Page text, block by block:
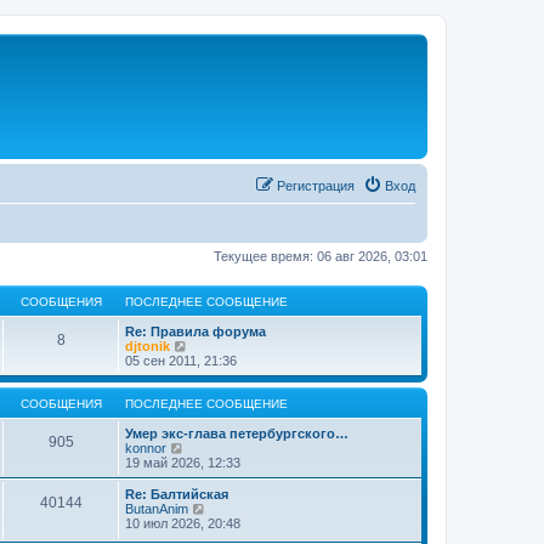
Вход
Регистрация
Текущее время: 06 авг 2026, 03:01
СООБЩЕНИЯ ПОСЛЕДНЕЕ СООБЩЕНИЕ
8
Re: Правила форума
djtonik
е
р
е
й
т
и
п
о
с
л
е
05 сен 2011, 21:36
СООБЩЕНИЯ ПОСЛЕДНЕЕ СООБЩЕНИЕ
905
Умер экс-глава петербургского…
konnor
е
р
е
й
т
19 май 2026, 12:33
40144
Re: Балтийская
ButanAnim
е
10 июл 2026, 20:48